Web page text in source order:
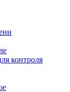
контроля